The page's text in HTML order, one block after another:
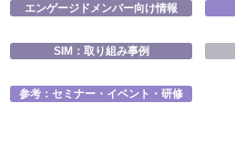
エンゲージドメンバー向け情報
SIM：取り組み事例
参考：セミナー・イベント・研修